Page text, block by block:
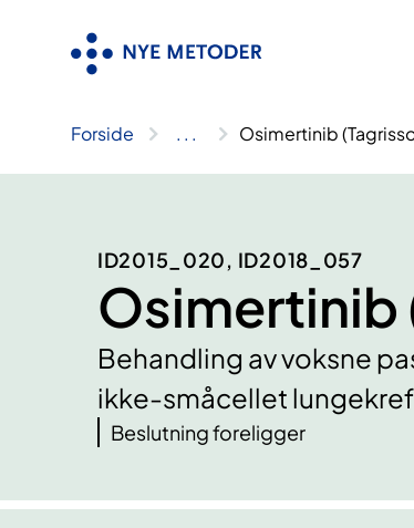
Forside .. . Osimertinib
ID2015_020, ID2018_057
Osimertinib
Behandling av voksne
ikke-småcellet
Beslutning foreligger